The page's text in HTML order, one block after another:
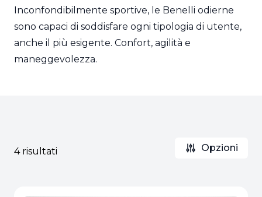
Inconfondibilmente sportive, le Benelli odierne
sono capaci di soddisfare ogni tipologia di utente,
anche il più esigente. Confort, agilità e
maneggevolezza.
4 risultati Opzioni